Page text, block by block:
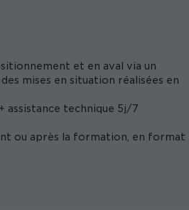
et en aval via un
mises en situation réalisées en
assistance technique 5j/7
ou après la formation, en format